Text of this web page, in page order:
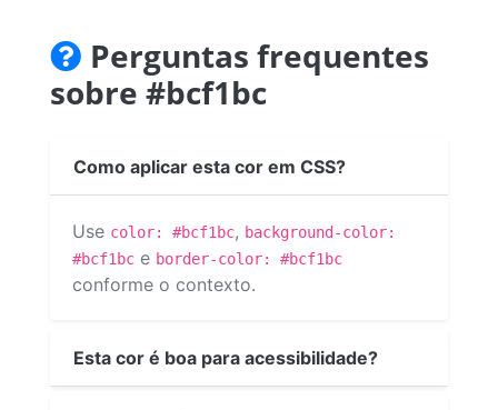
Perguntas frequentes
sobre #bcf1bc
Como aplicar esta cor em CSS?
Use color: #bcf1bc, background-color:
#bcf1bc e border-color: #bcf1bc
conforme o contexto.
Esta cor é boa para acessibilidade?